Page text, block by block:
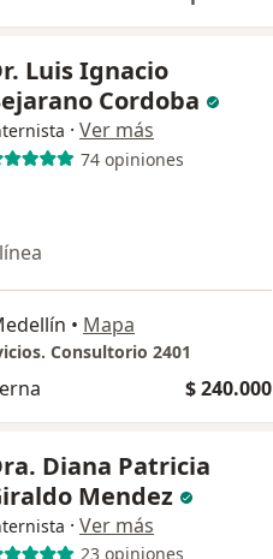
Luis Ignacio
Cordoba
· Ver más
74 opiniones
• Mapa
Consultorio 2401
$ 240.000
Diana Patricia
Mendez
· Ver más
23 opiniones